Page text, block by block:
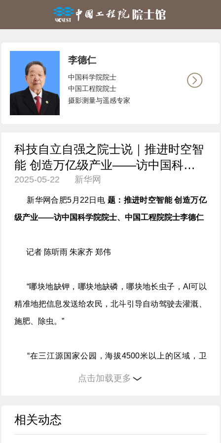
李德仁
中国科学院院士
中国工程院院士
摄影测量与遥感专家
科技自立自强之院士说｜推进时空智
能 创造万亿级产业——访中国科学
院院士、中国工程院院士李德仁
2025-05-22 新华网
新华网合肥5月22日电 题：推进时空智能 创造万亿
级产业——访中国科学院院士、中国工程院院士李德仁
记者 陈听雨 朱家齐 郑伟
“哪块地缺钾，哪块地缺磷，哪块地长虫子，AI可以
精准地把信息发送给农民，北斗引导自动驾驶去灌溉、
施肥、除虫。”
“在三江源国家公园，海拔4500米以上的区域，卫
星、无人机和机器人可以代替人类监测野生动物的行
“通过10个传感器，可见光的、红外的、雷达的，采
点击加载更多
相关动态